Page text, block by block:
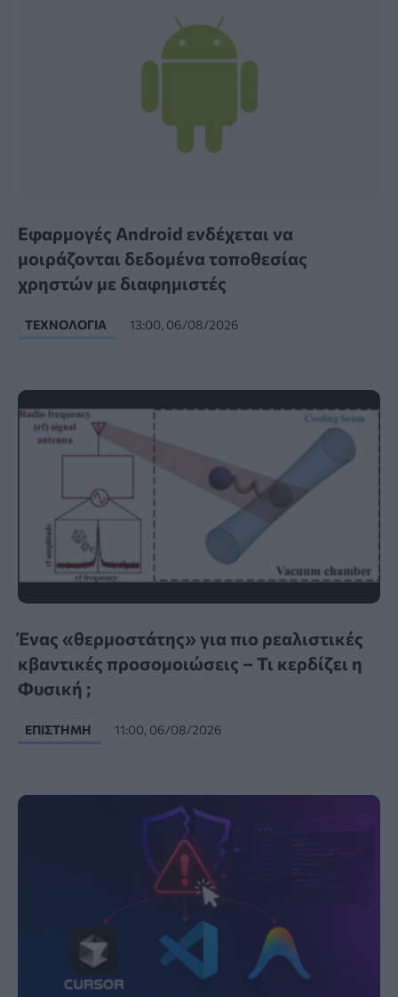
Εφαρμογές Android ενδέχεται να
μοιράζονται δεδομένα τοποθεσίας
χρηστών με διαφημιστές
ΤΕΧΝΟΛΟΓΊΑ 13:00, 06/08/2026
Ένας «θερμοστάτης» για πιο ρεαλιστικές
κβαντικές προσομοιώσεις – Τι κερδίζει η
Φυσική ;
ΕΠΙΣΤΉΜΗ 11:00, 06/08/2026